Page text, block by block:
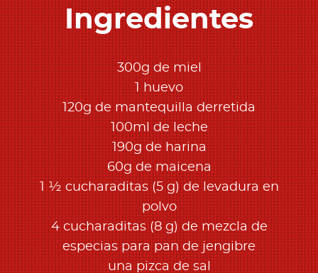
Ingredientes
300g de miel
1 huevo
120g de mantequilla derretida
100ml de leche
190g de harina
60g de maicena
1 ½ cucharaditas (5 g) de levadura en
polvo
4 cucharaditas (8 g) de mezcla de
especias para pan de jengibre
una pizca de sal